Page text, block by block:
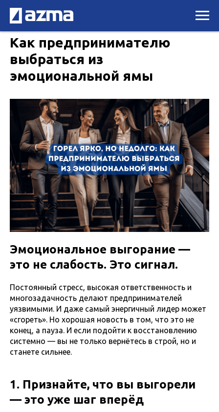
Как предпринимателю
выбраться из
эмоциональной ямы
Эмоциональное выгорание —
это не слабость. Это сигнал.
Постоянный стресс, высокая ответственность и
многозадачность делают предпринимателей
уязвимыми. И даже самый энергичный лидер может
«сгореть». Но хорошая новость в том, что это не
конец, а пауза. И если подойти к восстановлению
системно — вы не только вернётесь в строй, но и
станете сильнее.
1. Признайте, что вы выгорели
— это уже шаг вперёд